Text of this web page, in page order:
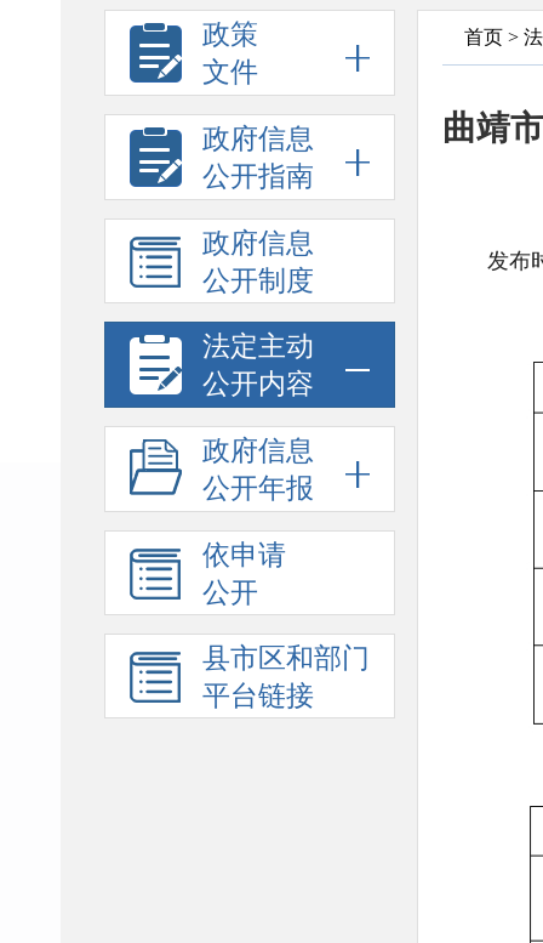
政策
文件
政府信息
公开指南
政府信息
公开制度
法定主动
公开内容
政府信息
公开年报
依申请
公开
县市区和部门
平台链接
首页 >
曲靖
发布